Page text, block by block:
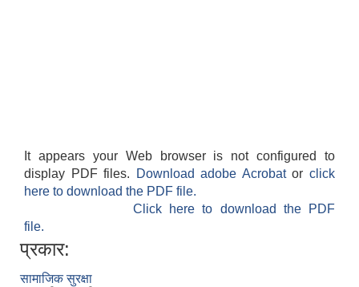
It appears your Web browser is not configured to
display PDF files.
Download adobe Acrobatorclick
here to download the PDF file.
Click here to download the PDF
file.
प्रकार:
सामाजिक सुरक्षा